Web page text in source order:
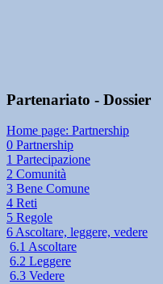
Partenariato - Dossier
Home page: Partnership
0 Partnership
1 Partecipazione
2 Comunità
3 Bene Comune
4 Reti
5 Regole
6 Ascoltare, leggere, vedere
6.1 Ascoltare
6.2 Leggere
6.3 Vedere